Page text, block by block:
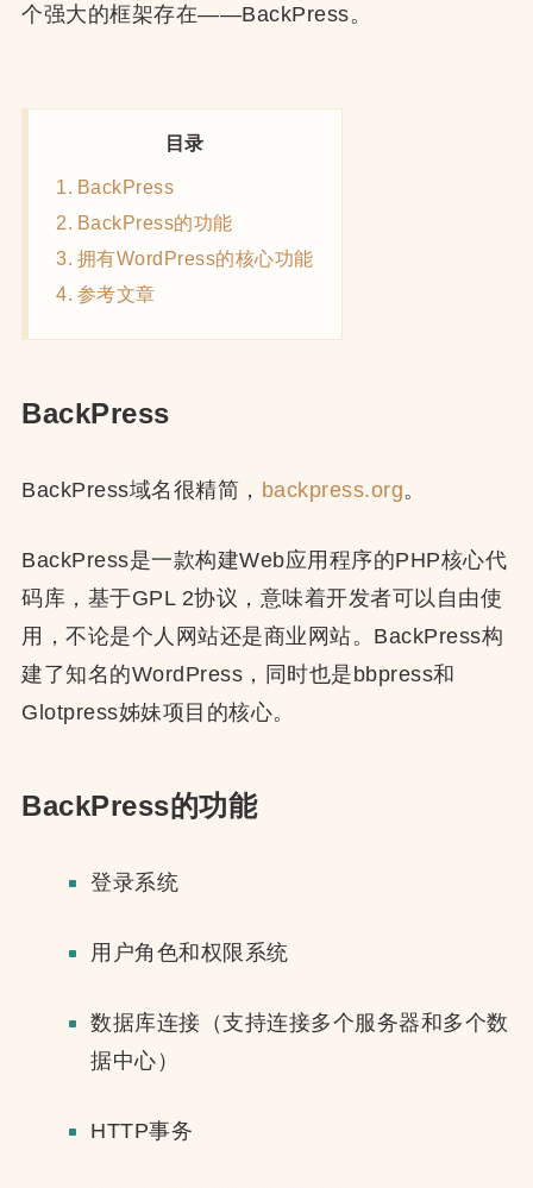
个强大的框架存在——BackPress。
目录
BackPress
BackPress的功能
拥有WordPress的核心功能
参考文章
BackPress
BackPress域名很精简， backpress.org。
BackPress是一款构建Web应用程序的PHP核心代
码库，基于GPL 2协议，意味着开发者可以自由使
用，不论是个人网站还是商业网站。BackPress构
建了知名的WordPress，同时也是bbpress和
Glotpress姊妹项目的核心。
BackPress的功能
登录系统
用户角色和权限系统
数据库连接（支持连接多个服务器和多个数
据中心）
HTTP事务